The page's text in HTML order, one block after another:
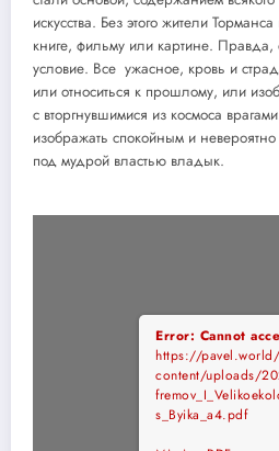
искусства. Без этого жители
книге, фильму или картине.
условие. Все ужасное, кровь и
или относиться к прошлому, или
с вторгнувшимися из космоса
изображать спокойным и
под мудрой властью владык.
Error: Cannot
https://
content/uploads/
s_Byika_a4.pdf